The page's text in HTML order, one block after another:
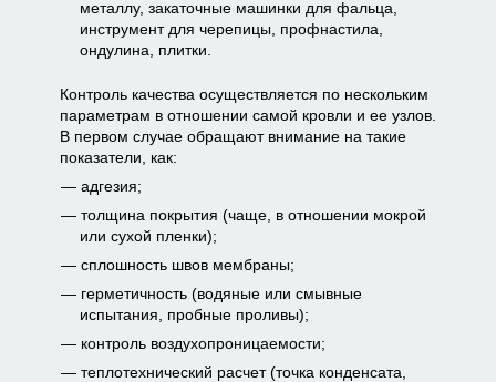
металлу, закаточные машинки для фальца,
инструмент для черепицы, профнастила,
ондулина, плитки.
Контроль качества осуществляется по нескольким
параметрам в отношении самой кровли и ее узлов.
В первом случае обращают внимание на такие
показатели, как:
адгезия;
толщина покрытия (чаще, в отношении мокрой
или сухой пленки);
сплошность швов мембраны;
герметичность (водяные или смывные
испытания, пробные проливы);
контроль воздухопроницаемости;
теплотехнический расчет (точка конденсата,